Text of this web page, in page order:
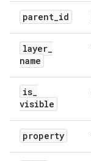
parent_id
layer_
name
is_
visible
property